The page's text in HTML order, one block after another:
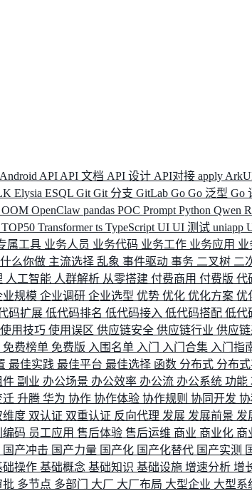
Android API API 文档 API 设计 API对接 apply
Elysia ESQL Git Git 分支 GitLab Go Go 泛型 Go
OOM OpenClaw pandas POC Prompt Python Qwen
TOP50 Transformerts TypeScript UI UI 测试 uniapp
属工具 业务人员 业务代码 业务工作 业务应用 业
么你做 主流选择 乱象 事件驱动 事务 二叉树 二
人工智能 人群解析 从零搭建 付费商用 付费版 代
业规模 企业调研 企业选型 优势 优化 优化方案 优
码扩展 低代码排名 低代码接入 低代码搭配 低代
使用技巧 使用误区 供应链安全 供应链行业 供应
免费榜单 免费版 入围名单 入门 入门合集 入门指
最佳实践 最佳平台 最佳选择 函数 分布式 分布
件 副业 办公场景 办公效率 办公流 办公系统 功能
迁 升腾 华为 协作 协作体验 协作规则 协同开发
维度 双认证 双重认证 反向代理 发展 发展前景 发
编码 员工应用 售后体验 售后运维 商业 商业化 商
国产冲击 国产力量 国产化 国产化替代 国产实测
础操作 基础概念 基础知识 基础设施 增速分析 增
批 多节点 多部门 大厂 大厂布局 大型企业 大型系